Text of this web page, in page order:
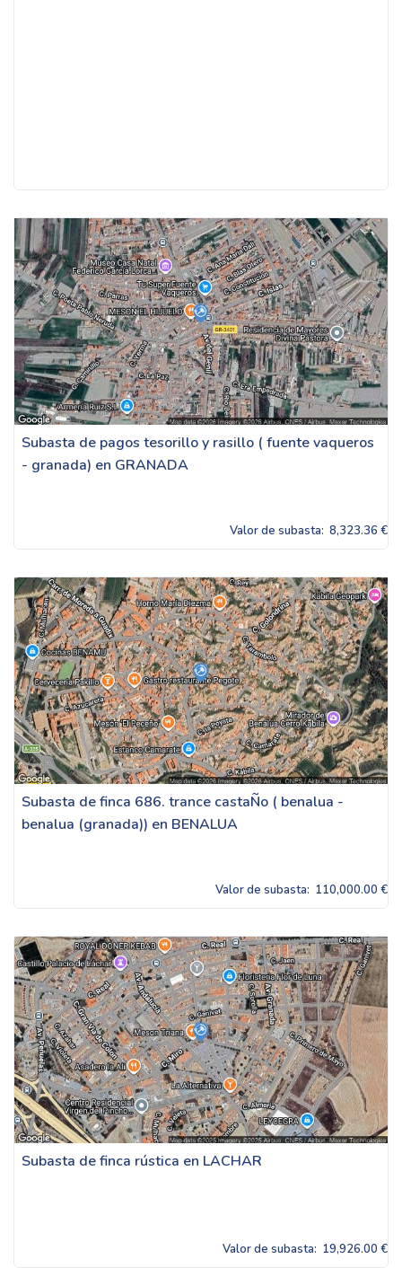
Subasta de pagos tesorillo y rasillo ( fuente vaqueros
- granada) en GRANADA
Valor de subasta: 8,323.36 €
Subasta de finca 686. trance castaÑo ( benalua -
benalua (granada)) en BENALUA
Valor de subasta: 110,000.00 €
Subasta de finca rústica en LACHAR
Valor de subasta: 19,926.00 €